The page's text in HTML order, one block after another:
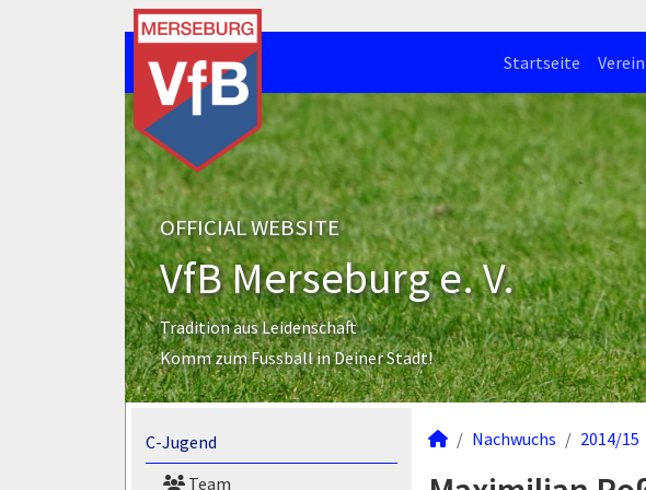
Startseite Verein
OFFICIAL WEBSITE
VfB Merseburg e. V.
Tradition aus Leidenschaft
Komm zum Fussball in Deiner Stadt!
C-Jugend
Team
Nachwuchs 2014/15